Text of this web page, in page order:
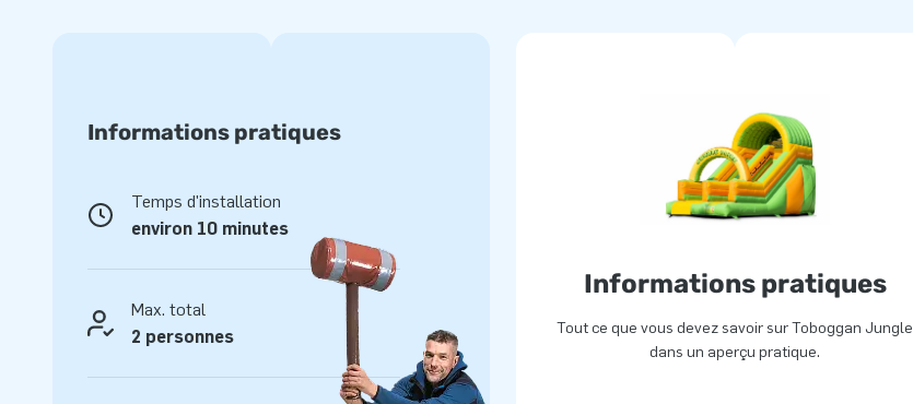
- Couleur inaltérable
Par ailleurs, JB est convaincu de sa haute qualité et pour cela offre une garantie unique de
5 ans pour tous ses châteaux et attractions gonflables. Ainsi, JB vous assure une longue
durée de vie pour toutes vos structures gonflables.
Achetez ce toboggan gonflable Jungle et offrez à vos clients un jour inoubliable.
Plus de 15.000 clients ont également choisi JB
Le fabricant JB a permis, depuis plus de 15 ans, aux enfants et grands enfants du monde
entier de sauter et s’amuser avec ses attractions gonflables. De plus, les équipes de
Informations pratiques
Temps d'installation
environ 10 minutes
Max. total
2 personnes
Informations pratiques
Tout ce que vous devez savoir sur Toboggan Jungle
dans un aperçu pratique.